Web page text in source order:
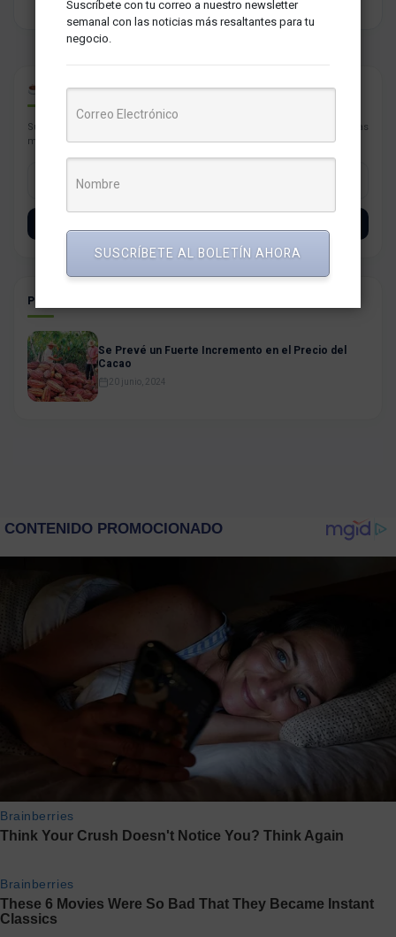
CAFÉ PARA PYMES
Suscríbete con tu correo a nuestro newsletter semanal con las noticias
más resaltantes para tu negocio.
POSTS RELACIONADOS
Se Prevé un Fuerte Incremento en el Precio del
Cacao
20 junio, 2024
Suscríbete con tu correo a nuestro newsletter
semanal con las noticias más resaltantes para tu
negocio.
SUSCRÍBETE AL BOLETÍN AHORA